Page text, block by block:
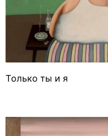
Только ты и я